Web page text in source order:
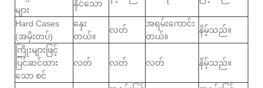
များ
နိုင်သော
Hard Cases
(အမိုးတပ်)
နှေး
တယ်။
လတ်
အရမ်းကောင်း
တယ်။
နိမ့်သည်။
ကြိုးများဖြင့်
ပြင်ဆင်ထား
သော စင်
လတ် လတ် လတ် နိမ့်သည်။